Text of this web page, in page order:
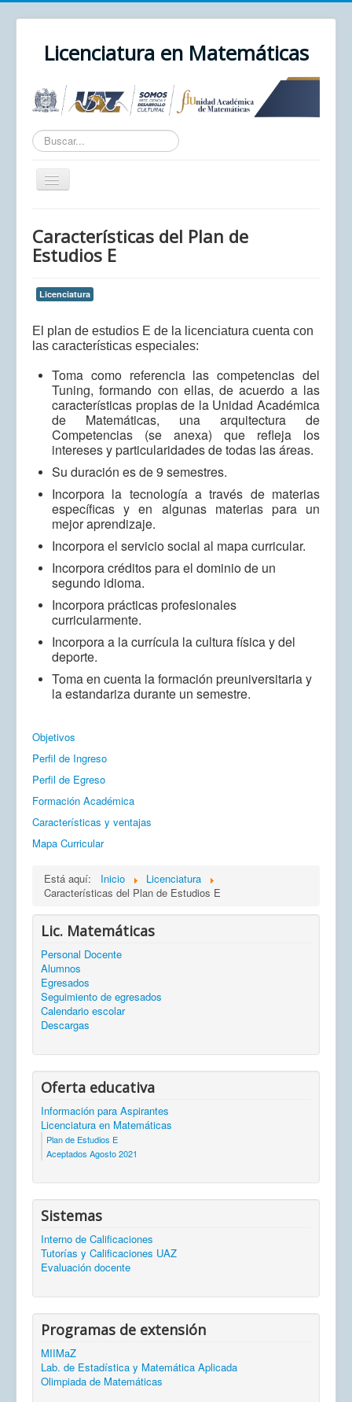
Licenciatura en Matemáticas
Texto
a
buscar...
Cambiar
navegación
Unidad Académica
Cursos
Correo
Características del Plan de
Estudios E
Licenciatura
El plan de estudios E de la licenciatura cuenta con
las características especiales:
Toma como referencia las competencias del
Tuning, formando con ellas, de acuerdo a las
características propias de la Unidad Académica
de Matemáticas, una arquitectura de
Competencias (se anexa) que refleja los
intereses y particularidades de todas las áreas.
Su duración es de 9 semestres.
Incorpora la tecnología a través de materias
específicas y en algunas materias para un
mejor aprendizaje.
Incorpora el servicio social al mapa curricular.
Incorpora créditos para el dominio de un
segundo idioma.
Incorpora prácticas profesionales
curricularmente.
Incorpora a la currícula la cultura física y del
deporte.
Toma en cuenta la formación preuniversitaria y
la estandariza durante un semestre.
Objetivos
Perfil de Ingreso
Perfil de Egreso
Formación Académica
Características y ventajas
Mapa Curricular
Está aquí: Inicio
Licenciatura
Características del Plan de Estudios E
Lic. Matemáticas
Personal Docente
Alumnos
Egresados
Seguimiento de egresados
Calendario escolar
Descargas
Oferta educativa
Información para Aspirantes
Licenciatura en Matemáticas
Plan de Estudios E
Aceptados Agosto 2021
Sistemas
Interno de Calificaciones
Tutorías y Calificaciones UAZ
Evaluación docente
Programas de extensión
MIIMaZ
Lab. de Estadística y Matemática Aplicada
Olimpiada de Matemáticas